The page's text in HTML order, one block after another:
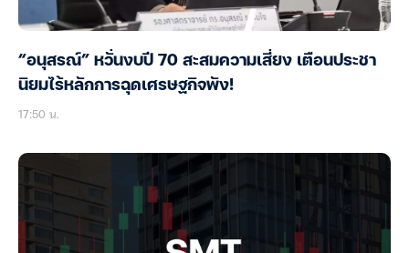
“อนุสรณ์” หวั่นงบปี 70 สะสมความเสี่ยง เตือนประชา
นิยมไร้หลักการฉุดเศรษฐกิจพัง!
17:50 น.